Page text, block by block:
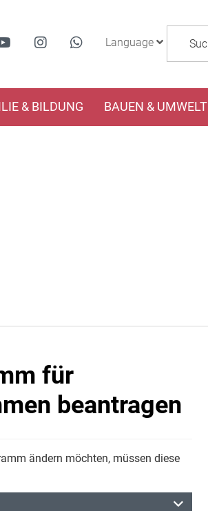
Language
& BILDUNG BAUEN & UMWELT
für
beantragen
ändern möchten, müssen diese